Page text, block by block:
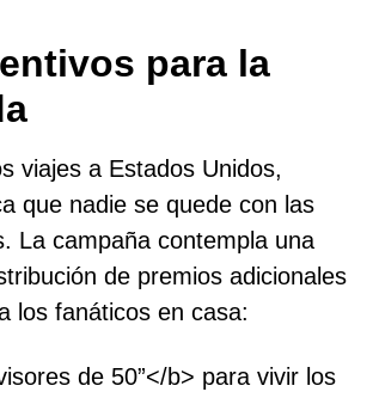
para la
viajes a Estados Unidos,
que nadie se quede con las
La campaña contempla una
de premios adicionales
los fanáticos en casa:
de 50”</b> para vivir los